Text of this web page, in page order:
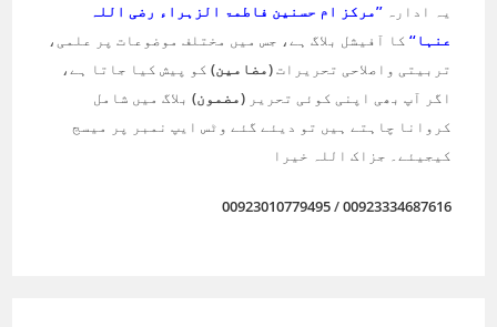
یہ ادارہ’’مرکز ام حسنین فاطمۃ الزہراء رضی اللہ
عنہا‘‘ کا آفیشل بلاگ ہے، جس میں مختلف موضوعات پر علمی،
تربیتی واصلاحی تحریرات(مضامین) کو پیش کیا جاتا ہے،
اگر آپ بھی اپنی کوئی تحریر(مضمون) بلاگ میں شامل
کروانا چاہتے ہیں تو دیئے گئے وٹس ایپ نمبر پر میسج
کیجیئے۔ جزاک اللہ خیرا
00923334687616
/
00923010779495